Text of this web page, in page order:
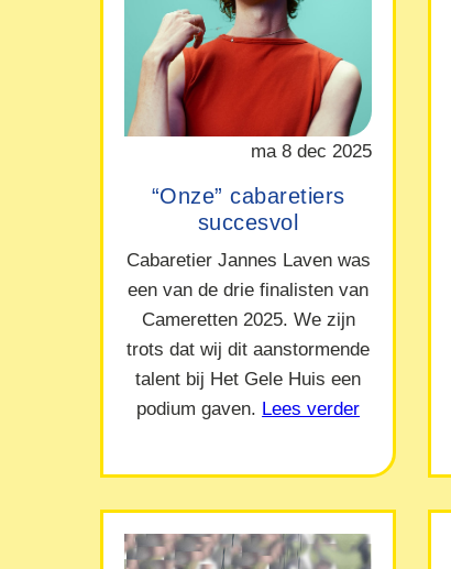
ma 8 dec 2025
“Onze” cabaretiers
succesvol
Cabaretier Jannes Laven was
een van de drie finalisten van
Cameretten 2025. We zijn
trots dat wij dit aanstormende
talent bij Het Gele Huis een
podium gaven. Lees verder